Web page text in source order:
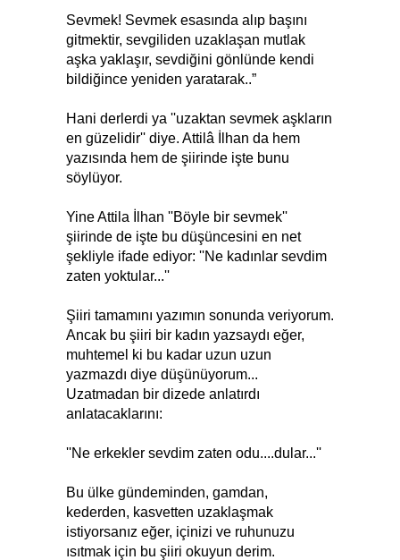
Sevmek! Sevmek esasında alıp başını
gitmektir, sevgiliden uzaklaşan mutlak
aşka yaklaşır, sevdiğini gönlünde kendi
bildiğince yeniden yaratarak..”
Hani derlerdi ya ''uzaktan sevmek aşkların
en güzelidir'' diye. Attilâ İlhan da hem
yazısında hem de şiirinde işte bunu
söylüyor.
Yine Attila İlhan ''Böyle bir sevmek''
şiirinde de işte bu düşüncesini en net
şekliyle ifade ediyor: ''Ne kadınlar sevdim
zaten yoktular...''
Şiiri tamamını yazımın sonunda veriyorum.
Ancak bu şiiri bir kadın yazsaydı eğer,
muhtemel ki bu kadar uzun uzun
yazmazdı diye düşünüyorum...
Uzatmadan bir dizede anlatırdı
anlatacaklarını:
''Ne erkekler sevdim zaten odu....dular...''
Bu ülke gündeminden, gamdan,
kederden, kasvetten uzaklaşmak
istiyorsanız eğer, içinizi ve ruhunuzu
ısıtmak için bu şiiri okuyun derim.